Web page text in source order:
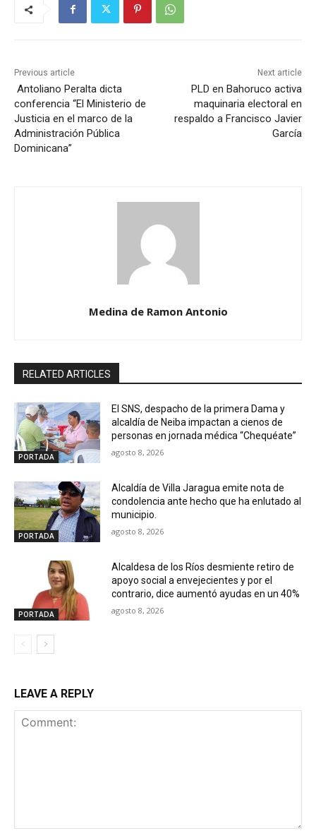
Previous article
Antoliano Peralta dicta
conferencia “El Ministerio de
Justicia en el marco de la
Administración Pública
Dominicana”
Next article
PLD en Bahoruco activa
maquinaria electoral en
respaldo a Francisco Javier
García
Medina de Ramon Antonio
RELATED ARTICLES
PORTADA
El SNS, despacho de la primera Dama y
alcaldía de Neiba impactan a cienos de
personas en jornada médica “Chequéate”
agosto 8, 2026
PORTADA
Alcaldía de Villa Jaragua emite nota de
condolencia ante hecho que ha enlutado al
municipio.
agosto 8, 2026
PORTADA
Alcaldesa de los Ríos desmiente retiro de
apoyo social a envejecientes y por el
contrario, dice aumentó ayudas en un 40%
agosto 8, 2026
LEAVE A REPLY